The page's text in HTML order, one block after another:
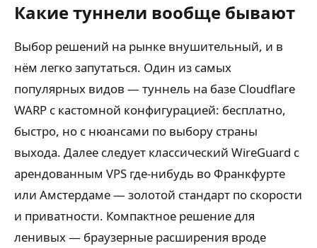
Какие туннели вообще бывают
Выбор решений на рынке внушительный, и в
нём легко запутаться. Один из самых
популярных видов — туннель на базе Cloudflare
WARP с кастомной конфигурацией: бесплатно,
быстро, но с нюансами по выбору страны
выхода. Далее следует классический WireGuard с
арендованным VPS где-нибудь во Франкфурте
или Амстердаме — золотой стандарт по скорости
и приватности. Компактное решение для
ленивых — браузерные расширения вроде